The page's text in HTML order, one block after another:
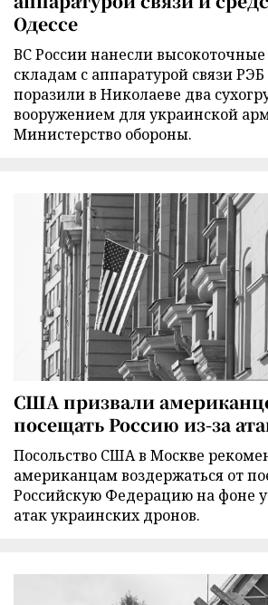
Одессе
ВС России нанесли
складам с аппаратурой связи
поразили в Николаеве два
вооружением для украинской
Министерство обороны.
США призвали
посещать Россию из-за
Посольство США в Москве
американцам воздержаться от
Российскую Федерацию на фоне
атак украинских дронов.